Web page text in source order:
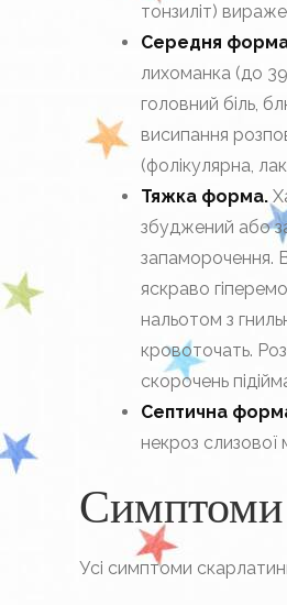
тонзиліт)
Середня
лихоманка (до
головний біль,
висипання
(фолікулярна,
Тяжка форма.
збуджений або
запаморочення.
яскраво
нальотом з
кровоточать.
скорочень
Септична
некроз слизової
Симптоми
Усі симптоми